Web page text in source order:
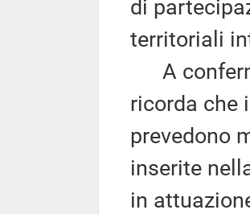
di
territoriali
A
ricorda che
prevedono
inserite
in